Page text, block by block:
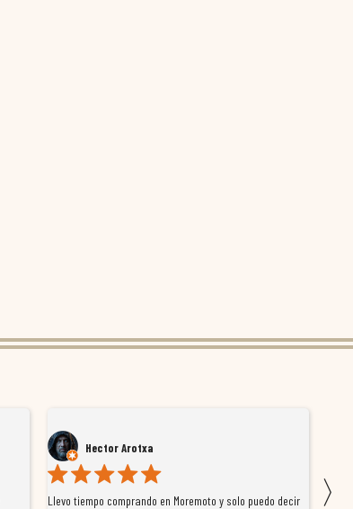
Hector Arotxa
Llevo tiempo comprando en Moremoto y solo puedo decir
〉